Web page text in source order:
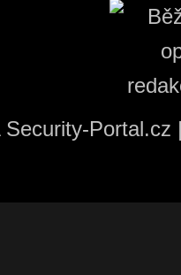
Security-